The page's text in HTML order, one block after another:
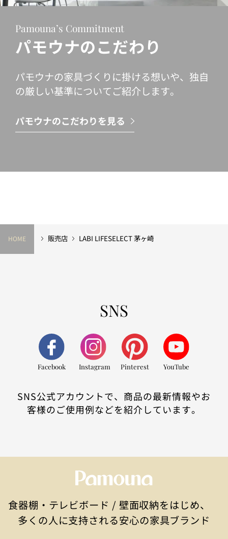
Pamouna’s Commitment
パモウナのこだわり
パモウナの家具づくりに掛ける想いや、独自
の厳しい基準についてご紹介します。
パモウナのこだわりを見る
HOME 販売店 LABI LIFESELECT 茅ヶ崎
SNS
Facebook Instagram Pinterest YouTube
SNS公式アカウントで、商品の最新情報やお
客様のご使用例などを紹介しています。
食器棚・テレビボード / 壁面収納をはじめ、
多くの人に支持される安心の家具ブランド